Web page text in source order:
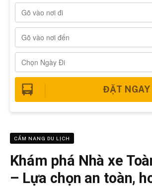
ĐẶT NGAY
CẨM NANG DU LỊCH
Khám phá Nhà xe
– Lựa chọn an toàn,